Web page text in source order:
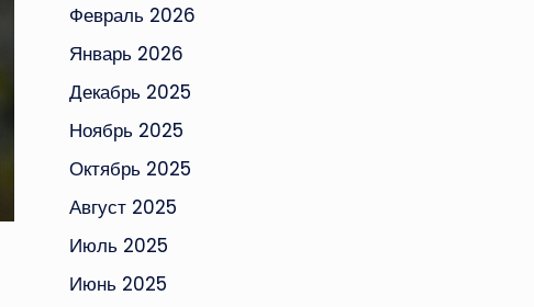
Февраль 2026
Январь 2026
Декабрь 2025
Ноябрь 2025
Октябрь 2025
Август 2025
Июль 2025
Июнь 2025